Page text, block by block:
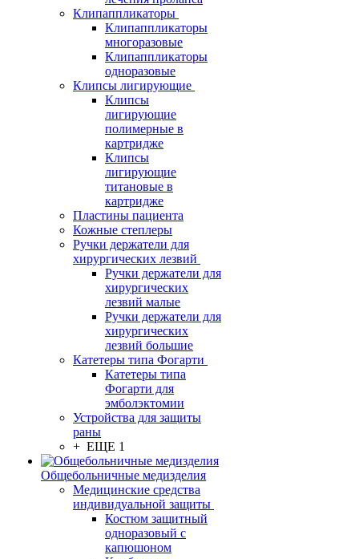
Клипаппликаторы
Клипаппликаторы
многоразовые
Клипаппликаторы
одноразовые
Клипсы лигирующие
Клипсы
лигирующие
полимерные в
картридже
Клипсы
лигирующие
титановые в
картридже
Пластины пациента
Кожные степлеры
Ручки держатели для
хирургических лезвий
Ручки держатели для
хирургических
лезвий малые
Ручки держатели для
хирургических
лезвий большие
Катетеры типа Фогарти
Катетеры типа
Фогарти для
эмболэктомии
Устройства для защиты
раны
+ ЕЩЕ 1
Общебольничные медизделия
Медицинские средства
индивидуальной защиты
Костюм защитный
одноразовый с
капюшоном